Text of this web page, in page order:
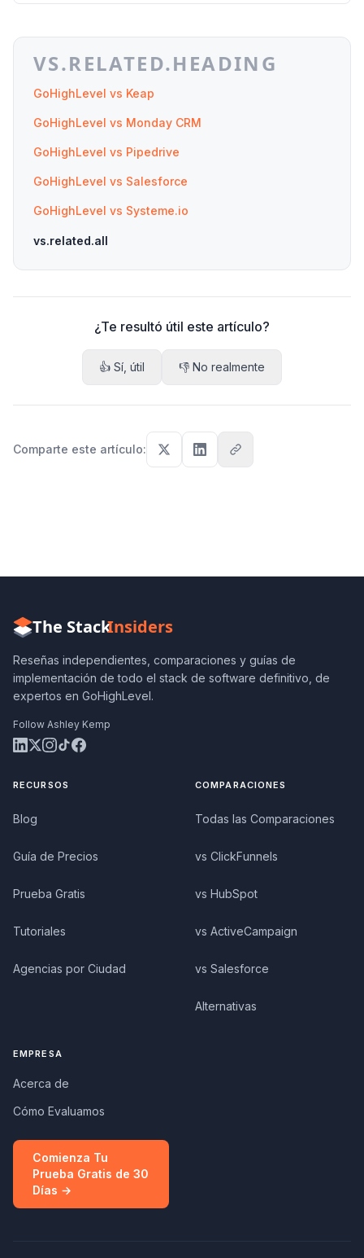
VS.RELATED.HEADING
GoHighLevel vs Keap
GoHighLevel vs Monday CRM
GoHighLevel vs Pipedrive
GoHighLevel vs Salesforce
GoHighLevel vs Systeme.io
vs.related.all
¿Te resultó útil este artículo?
👍 Sí, útil 👎 No realmente
Comparte este artículo:
The StackInsiders
Reseñas independientes, comparaciones y guías de
implementación de todo el stack de software definitivo, de
expertos en GoHighLevel.
Follow Ashley Kemp
RECURSOS
Blog
Guía de Precios
Prueba Gratis
Tutoriales
Agencias por Ciudad
COMPARACIONES
Todas las Comparaciones
vs ClickFunnels
vs HubSpot
vs ActiveCampaign
vs Salesforce
Alternativas
EMPRESA
Acerca de
Cómo Evaluamos
Comienza Tu
Prueba Gratis de 30
Días →